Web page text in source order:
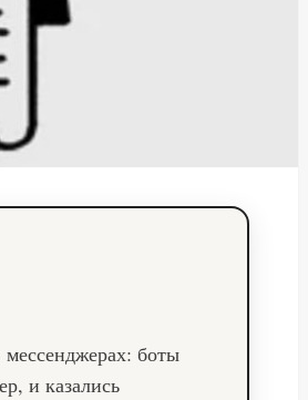
боты
и казались